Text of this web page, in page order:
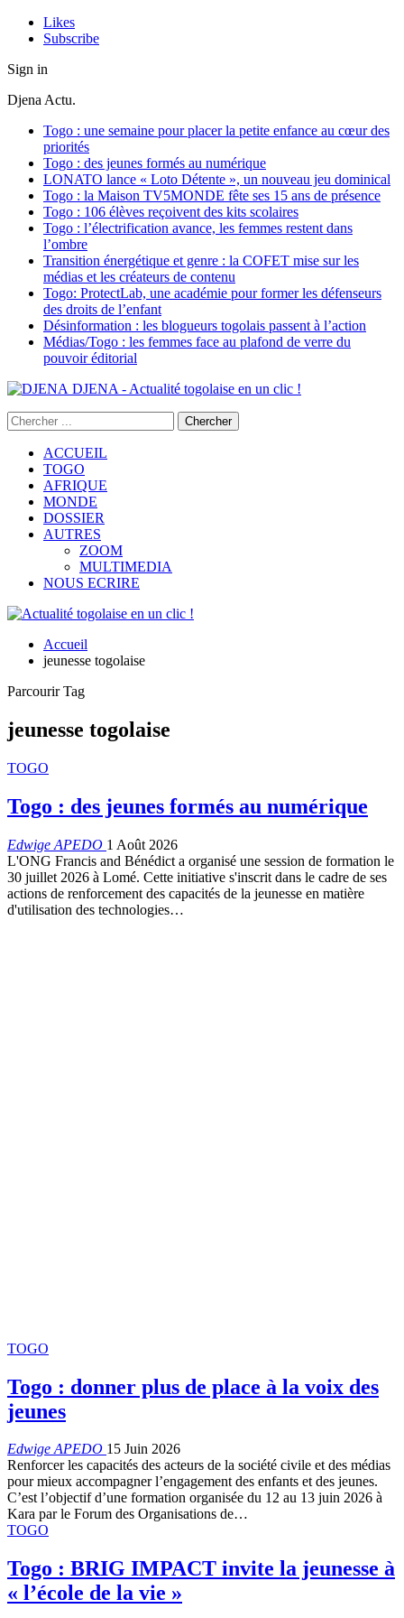
Likes
Subscribe
Sign in
Djena Actu.
Togo : une semaine pour placer la petite enfance au cœur des
priorités
Togo : des jeunes formés au numérique
LONATO lance « Loto Détente », un nouveau jeu dominical
Togo : la Maison TV5MONDE fête ses 15 ans de présence
Togo : 106 élèves reçoivent des kits scolaires
Togo : l’électrification avance, les femmes restent dans
l’ombre
Transition énergétique et genre : la COFET mise sur les
médias et les créateurs de contenu
Togo: ProtectLab, une académie pour former les défenseurs
des droits de l’enfant
Désinformation : les blogueurs togolais passent à l’action
Médias/Togo : les femmes face au plafond de verre du
pouvoir éditorial
DJENA - Actualité togolaise en un clic !
ACCUEIL
TOGO
AFRIQUE
MONDE
DOSSIER
AUTRES
ZOOM
MULTIMEDIA
NOUS ECRIRE
Accueil
jeunesse togolaise
Parcourir Tag
jeunesse togolaise
TOGO
Togo : des jeunes formés au numérique
Edwige APEDO 1 Août 2026
L'ONG Francis and Bénédict a organisé une session de formation le
30 juillet 2026 à Lomé. Cette initiative s'inscrit dans le cadre de ses
actions de renforcement des capacités de la jeunesse en matière
d'utilisation des technologies…
TOGO
Togo : donner plus de place à la voix des
jeunes
Edwige APEDO 15 Juin 2026
Renforcer les capacités des acteurs de la société civile et des médias
pour mieux accompagner l’engagement des enfants et des jeunes.
C’est l’objectif d’une formation organisée du 12 au 13 juin 2026 à
Kara par le Forum des Organisations de…
TOGO
Togo : BRIG IMPACT invite la jeunesse à
« l’école de la vie »